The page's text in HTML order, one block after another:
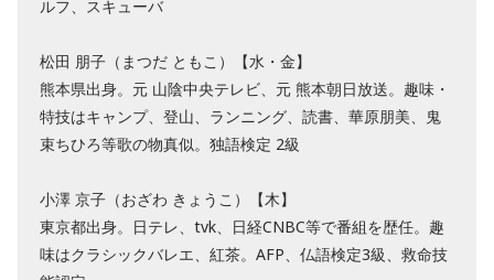
ルフ、スキューバ
松田 朋子（まつだ ともこ）【水・金】
熊本県出身。元 山陰中央テレビ、元 熊本朝日放送。趣味・
特技はキャンプ、登山、ランニング、読書、華原朋美、鬼
束ちひろ等歌の物真似。独語検定 2級
小澤 京子（おざわ きょうこ）【木】
東京都出身。日テレ、tvk、日経CNBC等で番組を歴任。趣
味はクラシックバレエ、紅茶。AFP、仏語検定3級、救命技